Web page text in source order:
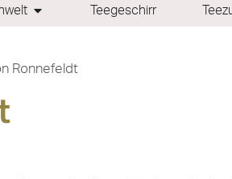
Teegeschirr
Ronnefeldt